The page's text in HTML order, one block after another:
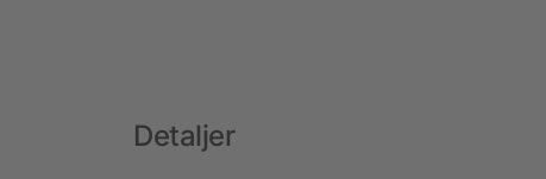
Detaljer